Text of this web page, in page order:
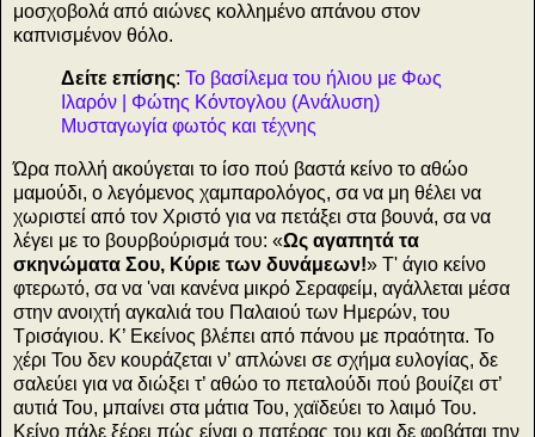
μοσχοβολά από αιώνες κολλημένο απάνου στον
καπνισμένον θόλο.
Δείτε επίσης: Το βασίλεμα του ήλιου με Φως
Ιλαρόν | Φώτης Κόντογλου (Ανάλυση)
Μυσταγωγία φωτός και τέχνης
Ώρα πολλή ακούγεται το ίσο πού βαστά κείνο το αθώο
μαμούδι, ο λεγόμενος χαμπαρολόγος, σα να μη θέλει να
χωριστεί από τον Χριστό για να πετάξει στα βουνά, σα να
λέγει με το βουρβούρισμά του: «Ως αγαπητά τα
σκηνώματα Σου, Κύριε των δυνάμεων!» Τ' άγιο κείνο
φτερωτό, σα να 'ναι κανένα μικρό Σεραφείμ, αγάλλεται μέσα
στην ανοιχτή αγκαλιά του Παλαιού των Ημερών, του
Τρισάγιου. Κ’ Εκείνος βλέπει από πάνου με πραότητα. Το
χέρι Του δεν κουράζεται ν’ απλώνει σε σχήμα ευλογίας, δε
σαλεύει για να διώξει τ’ αθώο το πεταλούδι πού βουίζει στ’
αυτιά Του, μπαίνει στα μάτια Του, χαϊδεύει το λαιμό Του.
Κείνο πάλε ξέρει πώς είναι ο πατέρας του και δε φοβάται την